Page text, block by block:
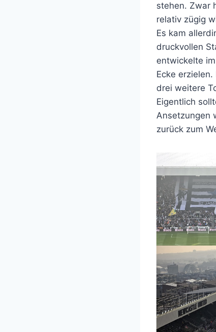
stehen. Zwar
relativ zügig
Es kam
druckvollen
entwickelte
Ecke
drei weitere
Eigentlich
Ansetzungen
zurück zum